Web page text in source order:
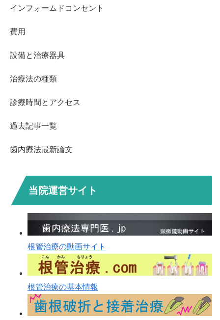
インフォームドコンセント
費用
設備と治療器具
治療法の種類
診療時間とアクセス
過去記事一覧
歯内療法最新論文
当院運営サイト
根管治療の動画サイト
根管治療の基本情報